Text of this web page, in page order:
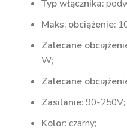
Typ włącznika:
Maks. obciążenie:
Zalecane
W;
Zalecane
Zasilanie: 90-250V;
Kolor: czarny;